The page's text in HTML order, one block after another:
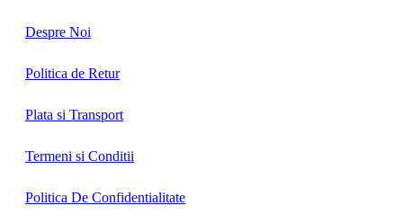
Despre Noi
Politica de Retur
Plata si Transport
Termeni si Conditii
Politica De Confidentialitate